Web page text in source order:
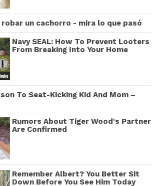
un cachorro - mira lo que pasó
Navy SEAL: How To Prevent Looters
From Breaking Into Your Home
To Seat-Kicking Kid And Mom –
Rumors About Tiger Wood's Partner
Are Confirmed
Remember Albert? You Better Sit
Down Before You See Him Today